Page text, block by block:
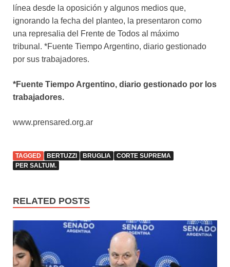
línea desde la oposición y algunos medios que,
ignorando la fecha del planteo, la presentaron como
una represalia del Frente de Todos al máximo
tribunal. *Fuente Tiempo Argentino, diario gestionado
por sus trabajadores.
*Fuente Tiempo Argentino, diario gestionado por los
trabajadores.
www.prensared.org.ar
TAGGED BERTUZZI BRUGLIA
CORTE SUPREMA
PER SALTUM.
RELATED POSTS